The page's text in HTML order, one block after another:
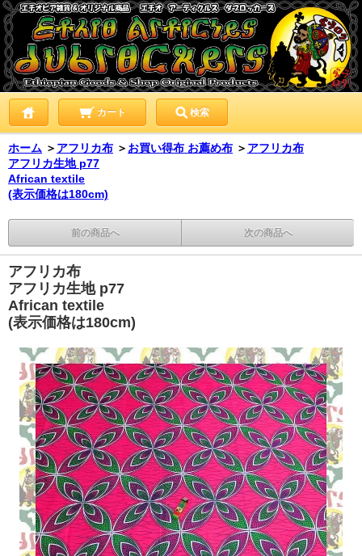
カート 検索
ホーム ＞ アフリカ布 ＞ お買い得布 お薦め布 ＞ アフリカ布
アフリカ生地 p77
African textile
(表示価格は180cm)
前の商品へ 次の商品へ
アフリカ布
アフリカ生地 p77
African textile
(表示価格は180cm)